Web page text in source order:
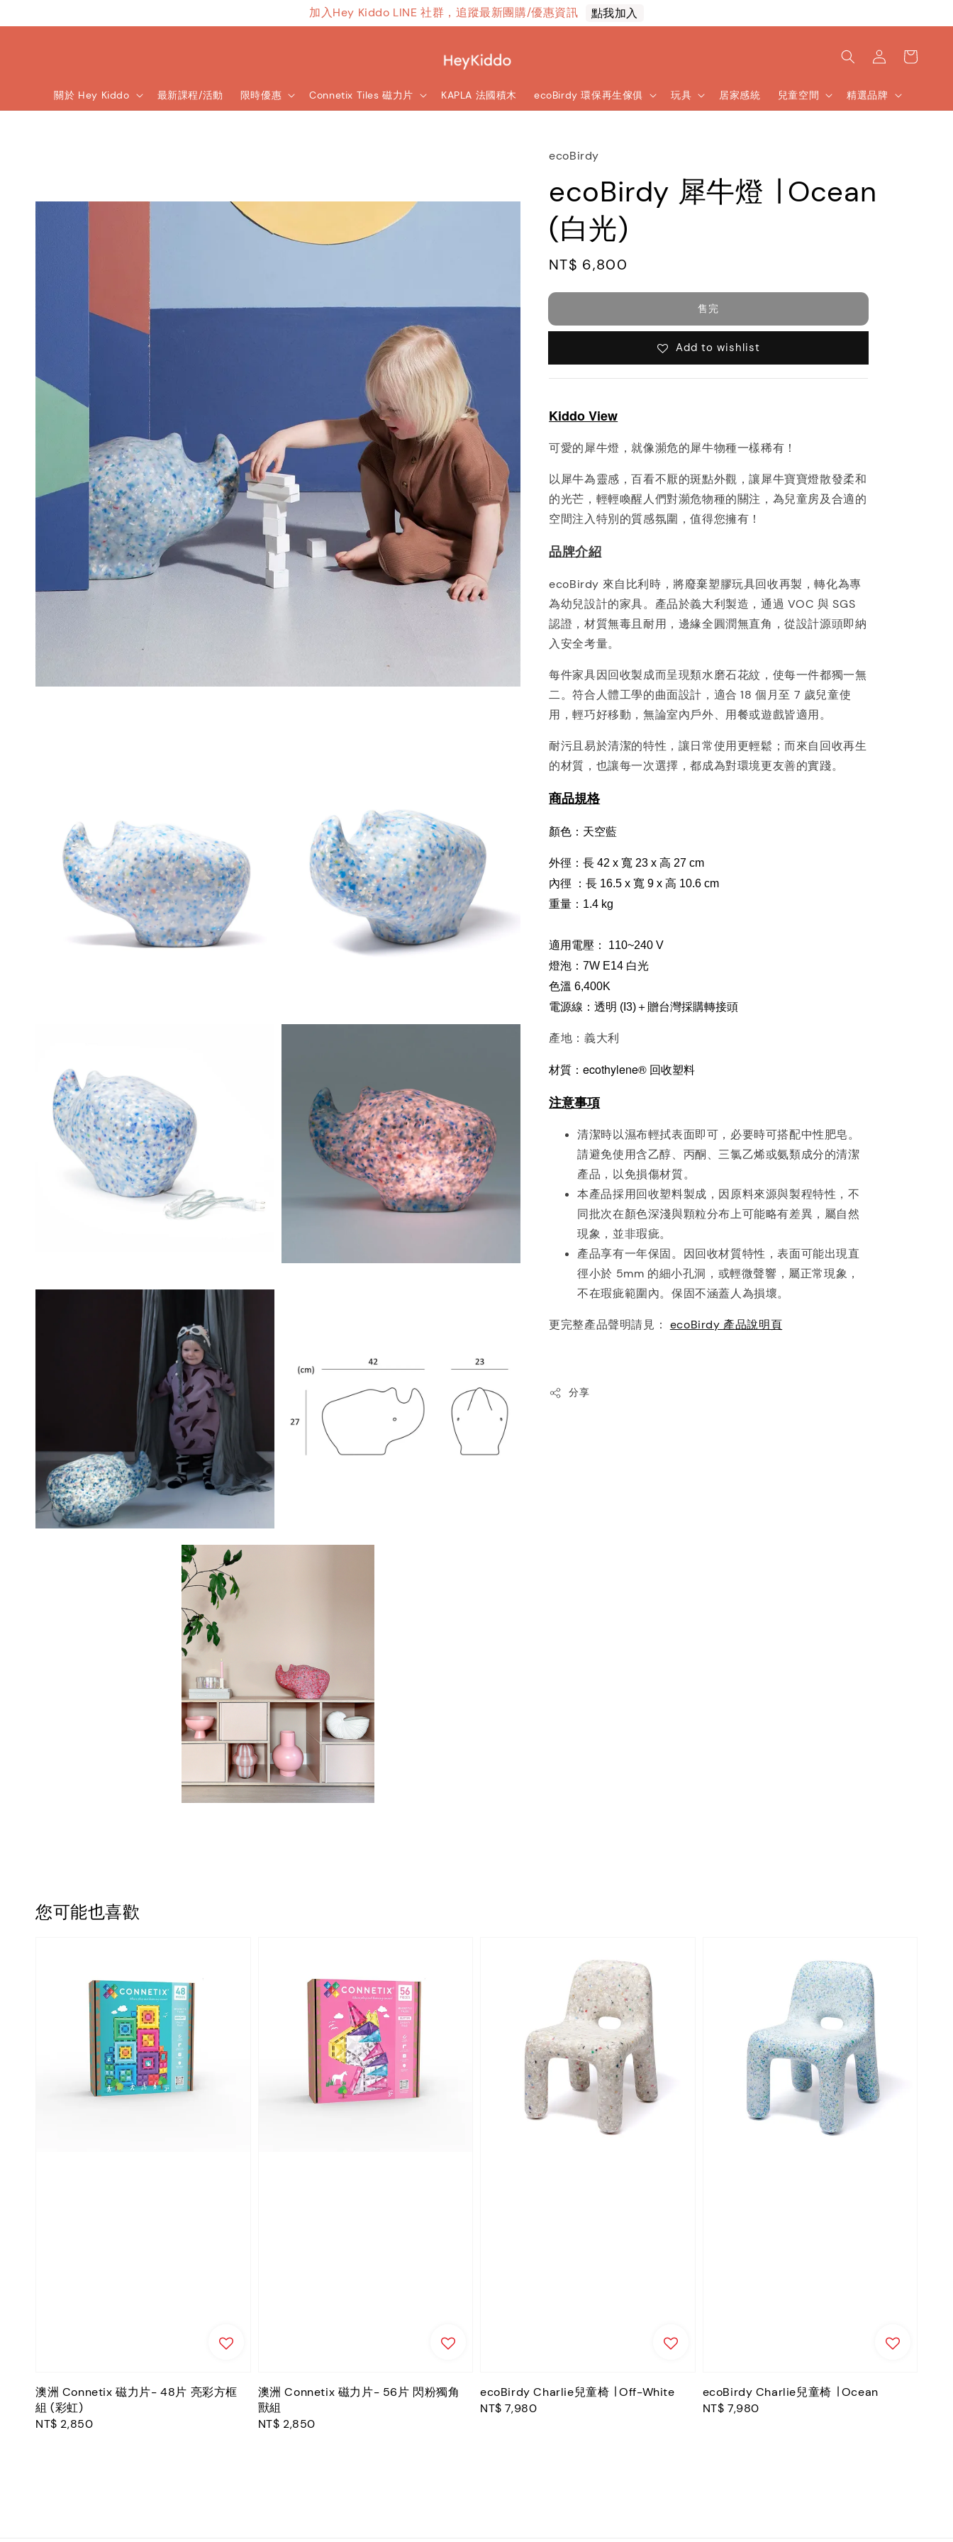
加入Hey Kiddo LINE 社群，追蹤最新團購/優惠資訊 點我加入
關於 Hey Kiddo 最新課程/活動 限時優惠 Connetix Tiles 磁力片 KAPLA 法國積木 ecoBirdy 環保再生傢俱 玩具 居家感統 兒童空間 精選品牌
ecoBirdy
ecoBirdy 犀牛燈 ∣ Ocean
(白光)
Regular
NT$ 6,800
售完
Add to wishlist
Kiddo View
可愛的犀牛燈，就像瀕危的犀牛物種一樣稀有！
以犀牛為靈感，百看不厭的斑點外觀，讓犀牛寶寶燈散發柔和
的光芒，輕輕喚醒人們對瀕危物種的關注，為兒童房及合適的
空間注入特別的質感氛圍，值得您擁有！
品牌介紹
ecoBirdy 來自比利時，將廢棄塑膠玩具回收再製，轉化為專
為幼兒設計的家具。產品於義大利製造，通過 VOC 與 SGS
認證，材質無毒且耐用，邊緣全圓潤無直角，從設計源頭即納
入安全考量。
每件家具因回收製成而呈現類水磨石花紋，使每一件都獨一無
二。符合人體工學的曲面設計，適合 18 個月至 7 歲兒童使
用，輕巧好移動，無論室內戶外、用餐或遊戲皆適用。
耐污且易於清潔的特性，讓日常使用更輕鬆；而來自回收再生
的材質，也讓每一次選擇，都成為對環境更友善的實踐。
商品規格
顏色：天空藍
外徑：長 42 x 寬 23 x 高 27 cm
內徑 ：長 16.5 x 寬 9 x 高 10.6 cm
重量：1.4 kg
適用電壓： 110~240 V
燈泡：7W E14 白光
色溫 6,400K
電源線：透明 (I3)＋ 贈台灣採購轉接頭
產地：義大利
材質：ecothylene® 回收塑料
注意事項
清潔時以濕布輕拭表面即可，必要時可搭配中性肥皂。
請避免使用含乙醇、丙酮、三氯乙烯或氨類成分的清潔
產品，以免損傷材質。
本產品採用回收塑料製成，因原料來源與製程特性，不
同批次在顏色深淺與顆粒分布上可能略有差異，屬自然
現象，並非瑕疵。
產品享有一年保固。因回收材質特性，表面可能出現直
徑小於 5mm 的細小孔洞，或輕微聲響，屬正常現象，
不在瑕疵範圍內。保固不涵蓋人為損壞。
更完整產品聲明請見： ecoBirdy 產品說明頁
分享
您可能也喜歡
澳洲 Connetix 磁力片- 48片 亮彩方框
組 (彩虹)
Regular
NT$ 2,850
澳洲 Connetix 磁力片- 56片 閃粉獨角
獸組
Regular
NT$ 2,850
ecoBirdy Charlie兒童椅 ∣ Off-White
Regular
NT$ 7,980
ecoBirdy Charlie兒童椅 ∣ Ocean
Regular
NT$ 7,980